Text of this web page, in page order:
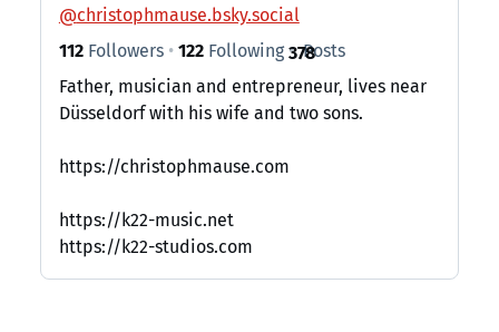
@christophmause.bsky.social
112Followers 122Following 378
Posts
Father, musician and entrepreneur, lives near
Düsseldorf with his wife and two sons.
https://christophmause.com
https://k22-music.net
https://k22-studios.com